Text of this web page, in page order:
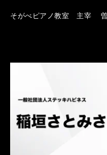
そがべピアノ教室 主宰